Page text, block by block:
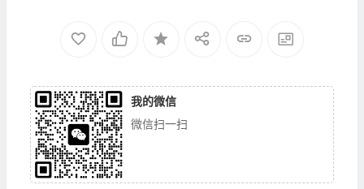
我的微信
微信扫一扫